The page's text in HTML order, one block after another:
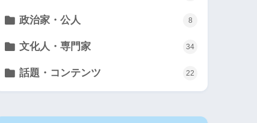
政治家・公人 8
文化人・専門家 34
話題・コンテンツ 22